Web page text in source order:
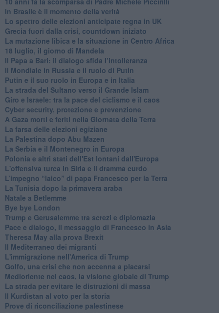
In Brasile è il momento della verità
Lo spettro delle elezioni anticipate regna in UK
Grecia fuori dalla crisi, countdown iniziato
La mutazione libica e la situazione in Centro Africa
18 luglio, il giorno di Mandela
Il Papa a Bari: il dialogo sfida l’intolleranza
Il Mondiale in Russia e il ruolo di Putin
Putin e il suo ruolo in Europa e in Italia
La strada del Sultano verso il Grande Islam
Giro e Israele: tra la pace del ciclismo e il caos
Cyber security, protezione e prevenzione
A Gaza morti e feriti nella Giornata della Terra
La farsa delle elezioni egiziane
La Palestina dopo Abu Mazen
La Serbia e il Montenegro in Europa
Polonia e altri stati dell'Est lontani dall'Europa
L'offensiva turca in Siria e il dramma curdo
L’impegno “laico” di papa Francesco per la Terra
La Tunisia dopo la primavera araba
Natale a Betlemme
Bye bye London
Trump e Gerusalemme tra screzi e diplomazia
Pace e dialogo, il messaggio di Francesco in Asia
Theresa May alla prova Brexit
Il Mediterraneo dei migranti
L'immigrazione nell'America di Trump
Golfo, una crisi che non accenna a placarsi
Medioriente nel caos, la visione globale di Trump
La strada per evitare le distruzioni di massa
Il Kurdistan al voto per la storia
Prove di riconciliazione palestinese